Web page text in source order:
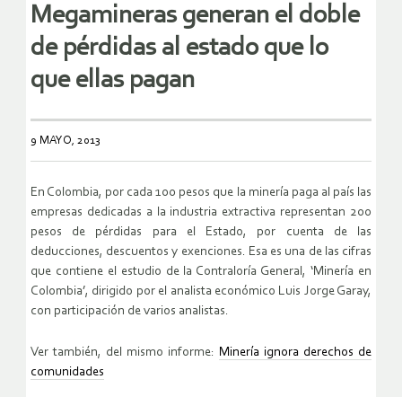
Megamineras generan el doble
de pérdidas al estado que lo
que ellas pagan
9 MAYO, 2013
En Colombia, por cada 100 pesos que la minería paga al país las
empresas dedicadas a la industria extractiva representan 200
pesos de pérdidas para el Estado, por cuenta de las
deducciones, descuentos y exenciones. Esa es una de las cifras
que contiene el estudio de la Contraloría General, ‘Minería en
Colombia’, dirigido por el analista económico Luis Jorge Garay,
con participación de varios analistas.
Ver también, del mismo informe: Minería ignora derechos de
comunidades